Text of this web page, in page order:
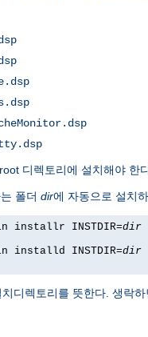
디렉토리에 설치해야 한
폴더 dir에 자동으로 설치
installr INSTDIR=dir
installd INSTDIR=dir
디렉토리를 뜻한다. 생락하